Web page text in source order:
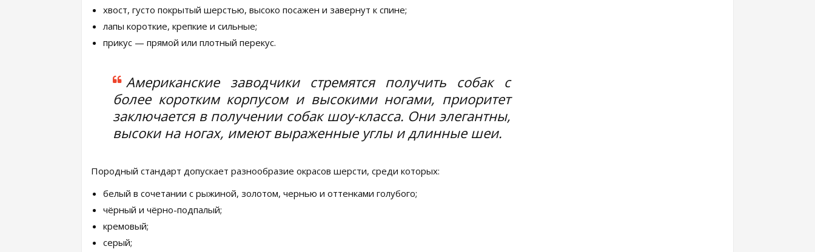
хвост, густо покрытый шерстью, высоко посажен и завернут к спине;
лапы короткие, крепкие и сильные;
прикус — прямой или плотный перекус.
Американские заводчики стремятся получить собак с
более коротким корпусом и высокими ногами, приоритет
заключается в получении собак шоу-класса. Они элегантны,
высоки на ногах, имеют выраженные углы и длинные шеи.
Породный стандарт допускает разнообразие окрасов шерсти, среди которых:
белый в сочетании с рыжиной, золотом, чернью и оттенками голубого;
чёрный и чёрно-подпалый;
кремовый;
серый;